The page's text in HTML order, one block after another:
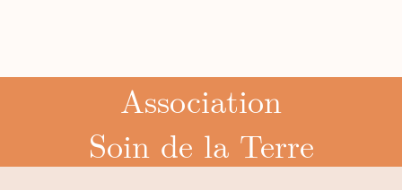
Association
Soin de la Terre